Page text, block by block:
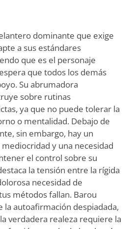
dominante que exige
a sus estándares
que es el personaje
que todos los demás
Su abrumadora
sobre rutinas
ya que no puede tolerar la
o mentalidad. Debajo de
sin embargo, hay un
y una necesidad
el control sobre su
la tensión entre la rígida
necesidad de
métodos fallan. Barou
la autoafirmación despiadada,
verdadera realeza requiere la